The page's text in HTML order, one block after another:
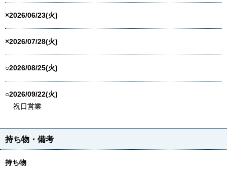
×2026/06/23(火)
×2026/07/28(火)
○2026/08/25(火)
○2026/09/22(火)
祝日営業
持ち物・備考
持ち物